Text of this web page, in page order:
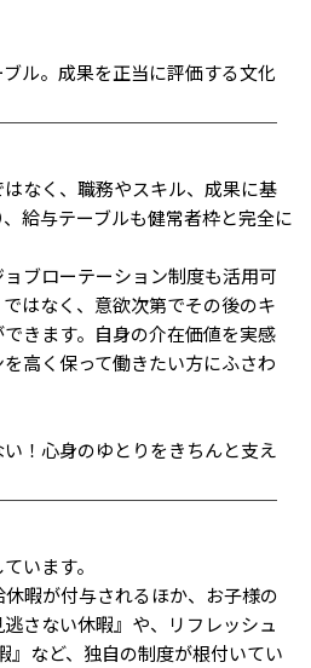
ル。成果を正当に評価する文化
￣￣￣￣￣￣￣￣￣￣￣￣￣￣
なく、職務やスキル、成果に基
給与テーブルも健常者枠と完全に
ブローテーション制度も活用可
はなく、意欲次第でその後のキ
きます。自身の介在価値を実感
高く保って働きたい方にふさわ
！心身のゆとりをきちんと支え
￣￣￣￣￣￣￣￣￣￣￣￣￣￣
います。
暇が付与されるほか、お子様の
さない休暇』や、リフレッシュ
』など、独自の制度が根付いてい
ス
用ガイド
向けページ
ューを閉じる